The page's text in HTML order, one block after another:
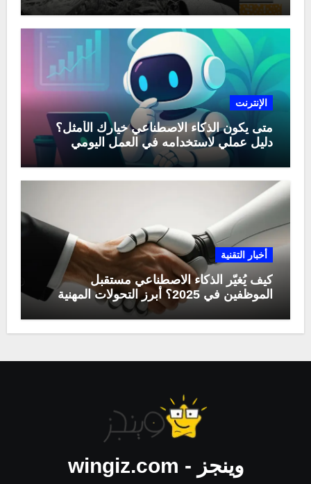
الإنترنت
متى يكون الذكاء الاصطناعي خيارك الأمثل؟
دليل عملي لاستخدامه في العمل اليومي
أخبار التقنية
كيف يُغيّر الذكاء الاصطناعي مستقبل
الموظفين في 2025؟ أبرز التحولات المهنية
وينجز - wingiz.com